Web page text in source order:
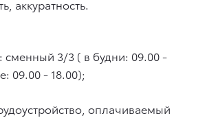
аккуратность.
сменный 3/3 ( в будни: 09.00 -
09.00 - 18.00);
оплачиваемый